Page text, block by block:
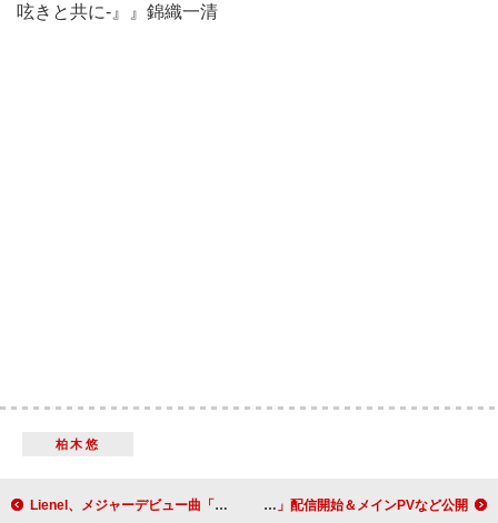
呟きと共に-』』錦織一清
柏木悠
Lienel、メジャーデビュー曲「メロ・コレクション」MVで“メロい男”を目指す 家入レオ、2026年7月期アニメ『メビウス・ダスト』OPテーマ「メビウス」配信開始＆メインPVなど公開